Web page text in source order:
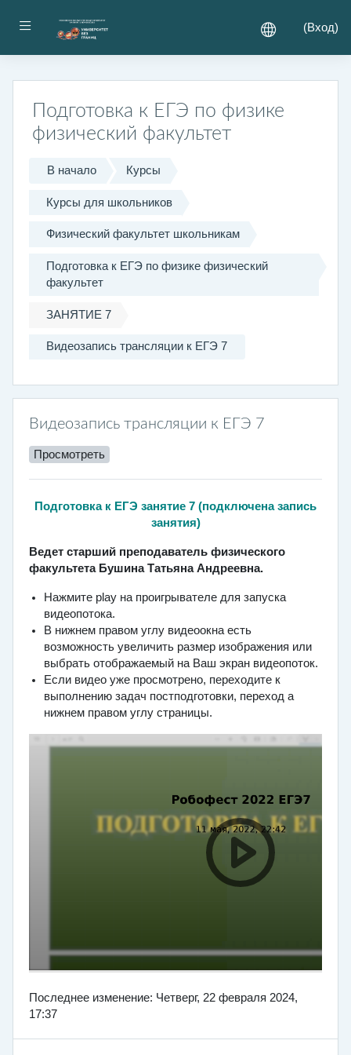
Боковая панель (Вход)
Подготовка к ЕГЭ по физике
физический факультет
В начало Курсы
Курсы для школьников
Физический факультет школьникам
Подготовка к ЕГЭ по физике физический
факультет
ЗАНЯТИЕ 7
Видеозапись трансляции к ЕГЭ 7
Видеозапись трансляции к ЕГЭ 7
Просмотреть
Подготовка к ЕГЭ занятие 7 (подключена запись
занятия)
Ведет старший преподаватель физического
факультета Бушина Татьяна Андреевна.
Нажмите play на проигрывателе для запуска
видеопотока.
В нижнем правом углу видеоокна есть
возможность увеличить размер изображения или
выбрать отображаемый на Ваш экран видеопоток.
Если видео уже просмотрено, переходите к
выполнению задач постподготовки, переход а
нижнем правом углу страницы.
Последнее изменение: Четверг, 22 февраля 2024,
17:37